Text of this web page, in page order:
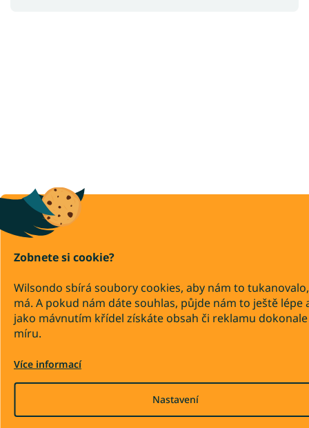
Zobnete si cookie?
Wilsondo sbírá soubory cookies, aby nám to
má. A pokud nám dáte souhlas, půjde nám to ještě lépe
jako mávnutím křídel získáte obsah či reklamu
míru.
Více informací
Nastavení